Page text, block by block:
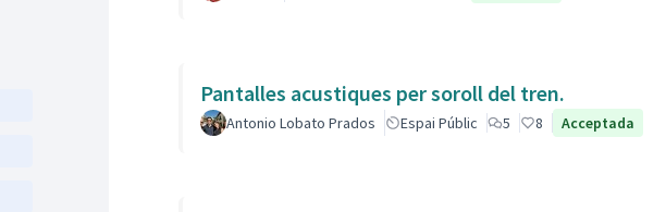
Pantalles acustiques per soroll del tren.
Antonio Lobato Prados Espai Públic 5 8 Acceptada